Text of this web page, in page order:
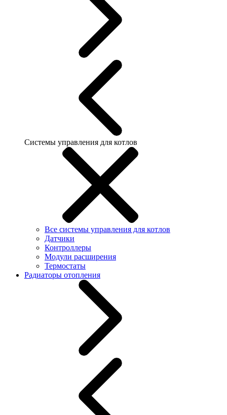
Системы управления для котлов
Все системы управления для котлов
Датчики
Контроллеры
Модули расширения
Термостаты
Радиаторы отопления